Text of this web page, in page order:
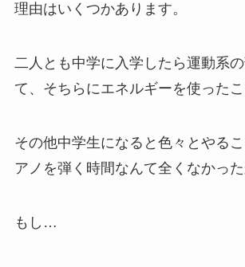
理由はいくつかあります。
二人とも中学に入学したら運動系
て、そちらにエネルギーを使ったこ
その他中学生になると色々とやる
アノを弾く時間なんて全くなかった
もし…